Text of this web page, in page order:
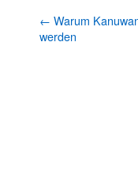
← Warum
werden